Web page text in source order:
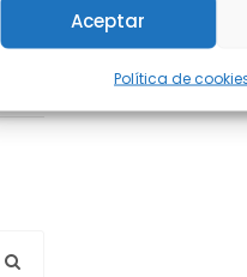
Aceptar
Política de